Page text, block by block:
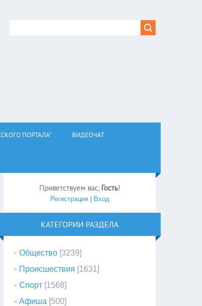
ПОРТАЛА" ВИДЕОЧАТ
Приветствуем вас, Гость!
Регистрация| Вход
КАТЕГОРИИ РАЗДЕЛА
Общество [3239]
Происшествия [1631]
Спорт [1568]
Афиша [500]